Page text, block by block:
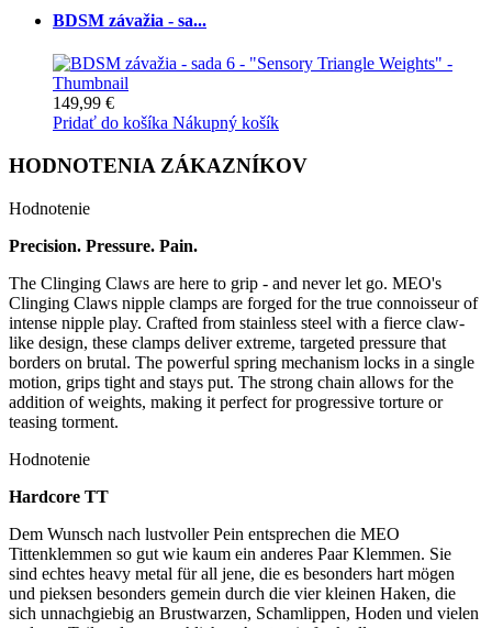
BDSM závažia - sa...
149,99 €
Pridať do košíka Nákupný košík
HODNOTENIA ZÁKAZNÍKOV
Hodnotenie
Precision. Pressure. Pain.
The Clinging Claws are here to grip - and never let go. MEO's
Clinging Claws nipple clamps are forged for the true connoisseur of
intense nipple play. Crafted from stainless steel with a fierce claw-
like design, these clamps deliver extreme, targeted pressure that
borders on brutal. The powerful spring mechanism locks in a single
motion, grips tight and stays put. The strong chain allows for the
addition of weights, making it perfect for progressive torture or
teasing torment.
Hodnotenie
Hardcore TT
Dem Wunsch nach lustvoller Pein entsprechen die MEO
Tittenklemmen so gut wie kaum ein anderes Paar Klemmen. Sie
sind echtes heavy metal für all jene, die es besonders hart mögen
und pieksen besonders gemein durch die vier kleinen Haken, die
sich unnachgiebig an Brustwarzen, Schamlippen, Hoden und vielen